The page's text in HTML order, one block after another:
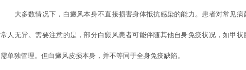
大多数情况下，白癜风本身不直接损害身体抵抗感染的能力。患者对常见病
常人无异。需要注意的是，部分白癜风患者可能伴随其他自身免疫状况，如甲状
需单独管理。但白癜风皮损本身，并不等同于全身免疫缺陷。